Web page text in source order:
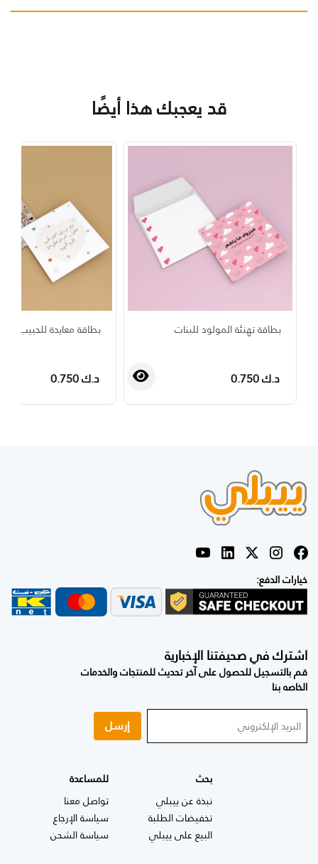
قد يعجبك هذا أيضًا
بطاقة تهنئة المولود للبنات
د.ك 0.750
بطاقة معايدة للحبيب
د.ك 0.750
خيارات الدفع:
اشترك في صحيفتنا الإخبارية
قم بالتسجيل للحصول على آخر تحديث للمنتجات والخدمات
الخاصه بنا
إرسل
بحث
نبذة عن ييبلي
تخفيضات الطلبة
البيع على ييبلي
للمساعدة
تواصل معنا
سياسة الإرجاع
سياسة الشحن